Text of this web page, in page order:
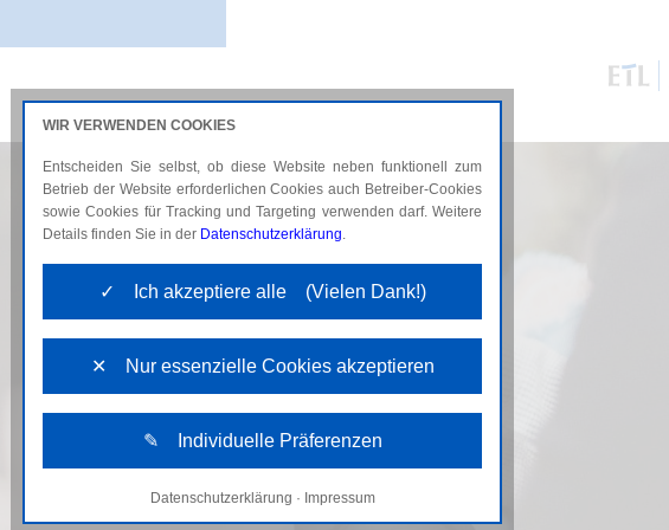
AKTUELLES KARRIERE
WIR VERWENDEN COOKIES
Entscheiden Sie selbst, ob diese Website neben funktionell zum
Betrieb der Website erforderlichen Cookies auch Betreiber-Cookies
sowie Cookies für Tracking und Targeting verwenden darf. Weitere
Details finden Sie in der Datenschutzerklärung.
✓ Ich akzeptiere alle (Vielen Dank!)
✕ Nur essenzielle Cookies akzeptieren
✎ Individuelle Präferenzen
Notwendige Cookies
Datenschutzerklärung · Impressum